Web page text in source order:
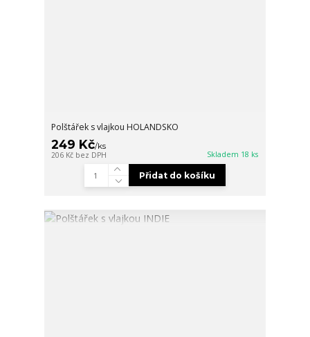
Polštářek s vlajkou HOLANDSKO
249 Kč/ks
206 Kč bez DPH Skladem 18 ks
Přidat do košíku